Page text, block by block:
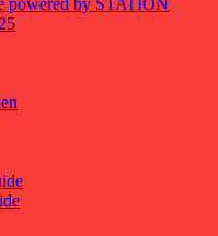
powered by STATION